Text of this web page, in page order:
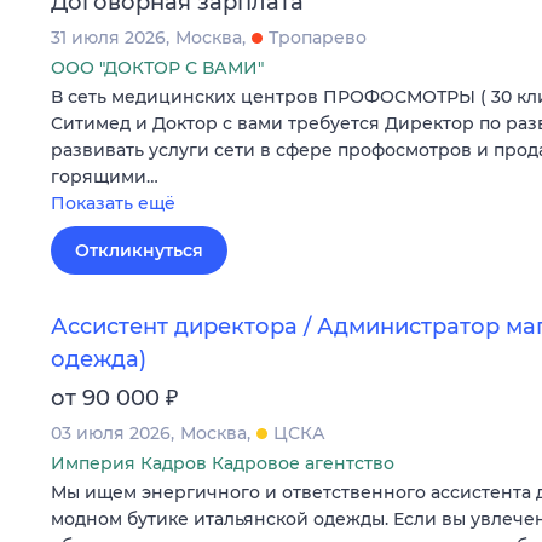
31 июля 2026 Москва
Тропарево
ООО "ДОКТОР С ВАМИ"
В сеть медицинских центров ПРОФОСМОТРЫ ( 30
Ситимед и Доктор с вами требуется Директор по
развивать услуги сети в сфере профосмотров и
горящими…
Показать ещё
Откликнуться
Ассистент директора / Администратор
одежда)
от 90 000 ₽
03 июля 2026 Москва
ЦСКА
Империя Кадров Кадровое агентство
Мы ищем энергичного и ответственного ассистента
модном бутике итальянской одежды. Если вы